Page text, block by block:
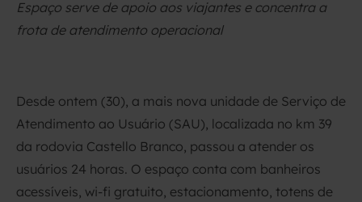
Espaço serve de apoio aos viajantes e concentra a
frota de atendimento operacional
Desde ontem (30), a mais nova unidade de Serviço de
Atendimento ao Usuário (SAU), localizada no km 39
da rodovia Castello Branco, passou a atender os
usuários 24 horas. O espaço conta com banheiros
acessíveis, wi-fi gratuito, estacionamento, totens de